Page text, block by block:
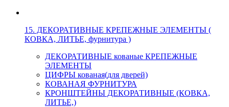
15. ДЕКОРАТИВНЫЕ КРЕПЕЖНЫЕ ЭЛЕМЕНТЫ (
КОВКА, ЛИТЬЕ, фурнитура )
ДЕКОРАТИВНЫЕ кованые КРЕПЕЖНЫЕ
ЭЛЕМЕНТЫ
ЦИФРЫ кованая(для дверей)
КОВАНАЯ ФУРНИТУРА
КРОНШТЕЙНЫ ДЕКОРАТИВНЫЕ (КОВКА,
ЛИТЬЕ,)